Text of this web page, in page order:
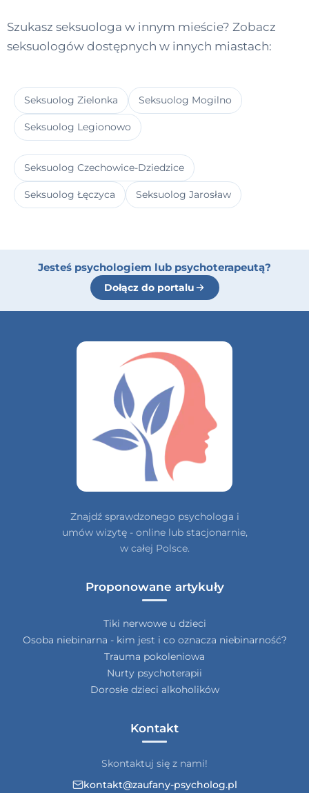
Szukasz seksuologa w innym mieście? Zobacz
seksuologów dostępnych w innych miastach:
Seksuolog Zielonka Seksuolog Mogilno
Seksuolog Legionowo
Seksuolog Czechowice-Dziedzice
Seksuolog Łęczyca Seksuolog Jarosław
Jesteś psychologiem lub psychoterapeutą?
Dołącz do portalu
Znajdź sprawdzonego psychologa i
umów wizytę - online lub stacjonarnie,
w całej Polsce.
Proponowane artykuły
Tiki nerwowe u dzieci
Osoba niebinarna - kim jest i co oznacza niebinarność?
Trauma pokoleniowa
Nurty psychoterapii
Dorosłe dzieci alkoholików
Kontakt
Skontaktuj się z nami!
kontakt@zaufany-psycholog.pl